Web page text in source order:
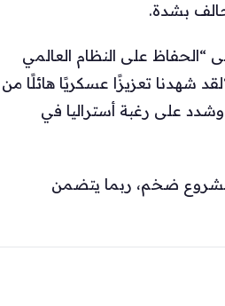
بشدة.
“الحفاظ على النظام العالمي
شهدنا تعزيزًا عسكريًا هائلًا من
على رغبة أستراليا في
مشروع ضخم، ربما يتضمن